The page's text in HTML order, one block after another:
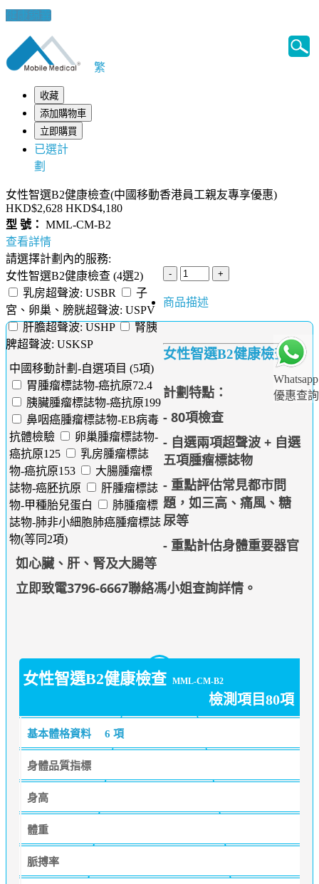
健康錦囊
Whatsapp
優惠查詢
繁
收藏
添加購物車
立即購買
已選計
劃
女性智選B2健康檢查(中國移動香港員工親友專享優惠)
HKD$2,628 HKD$4,180
型 號： MML-CM-B2
查看詳情
請選擇計劃內的服務:
女性智選B2健康檢查 (4選2)
乳房超聲波: USBR
子
宮、卵巢、膀胱超聲波: USPV
肝膽超聲波: USHP
腎胰
脾超聲波: USKSP
中國移動計劃-自選項目 (5項)
胃腫瘤標誌物-癌抗原72.4
胰臟腫瘤標誌物-癌抗原199
鼻咽癌腫瘤標誌物-EB病毒
抗體檢驗
卵巢腫瘤標誌物-
癌抗原125
乳房腫瘤標誌
物-癌抗原153
大腸腫瘤標
誌物-癌胚抗原
肝腫瘤標誌
物-甲種胎兒蛋白
肺腫瘤標
誌物-肺非小細胞肺癌腫瘤標誌
物(等同2項)
商品描述
女性智選B2健康檢查
計劃特點：
- 80項檢查
- 自選兩項超聲波 + 自選
五項腫瘤標誌物
- 重點評估常見都市問
題，如三高、痛風、糖
尿等
- 重點計估身體重要器官
如心臟、肝、腎及大腸等
立即致電3796-6667聯絡馮小姐查詢詳情。
女性智選B2健康檢查 MML-CM-B2
檢測項目80項
基本體格資料 6 項
身體品質指標
身高
體重
脈搏率